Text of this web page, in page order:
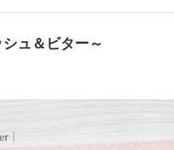
ュ＆ビター～